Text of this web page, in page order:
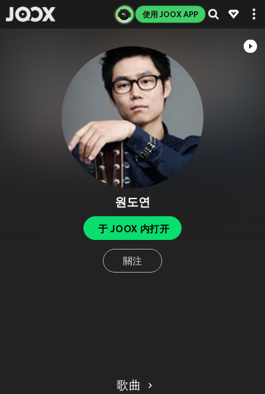
使用 JOOX APP
원도연
于 JOOX 内打开
關注
歌曲